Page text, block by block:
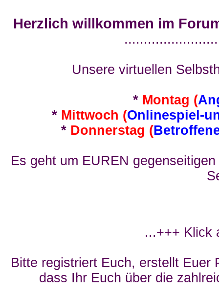
Herzlich willkommen im
Unsere virtuellen
* Montag (
* Mittwoch (Onlinespiel-
* Donnerstag (
Es geht um EUREN
...+++ Klick
Bitte registriert Euch, erstellt Euer
dass Ihr Euch über die